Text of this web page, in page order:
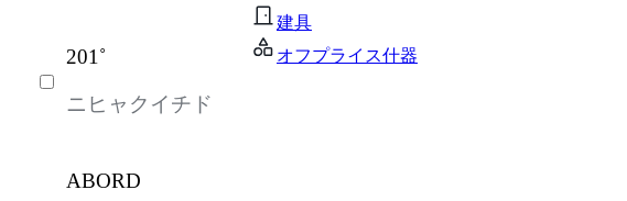
建具
オフプライス什器
オフィスアクセサリー・備品
インテリア雑貨
201˚
ニヒャクイチド
ABORD